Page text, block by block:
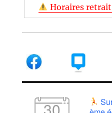
Horaires retrait